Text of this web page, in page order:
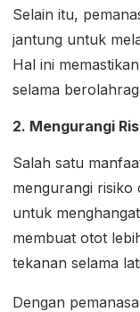
Selain itu,
jantung untuk
Hal ini
selama
2. Mengurangi
Salah satu
mengurangi risiko
untuk
membuat otot
tekanan selama
Dengan